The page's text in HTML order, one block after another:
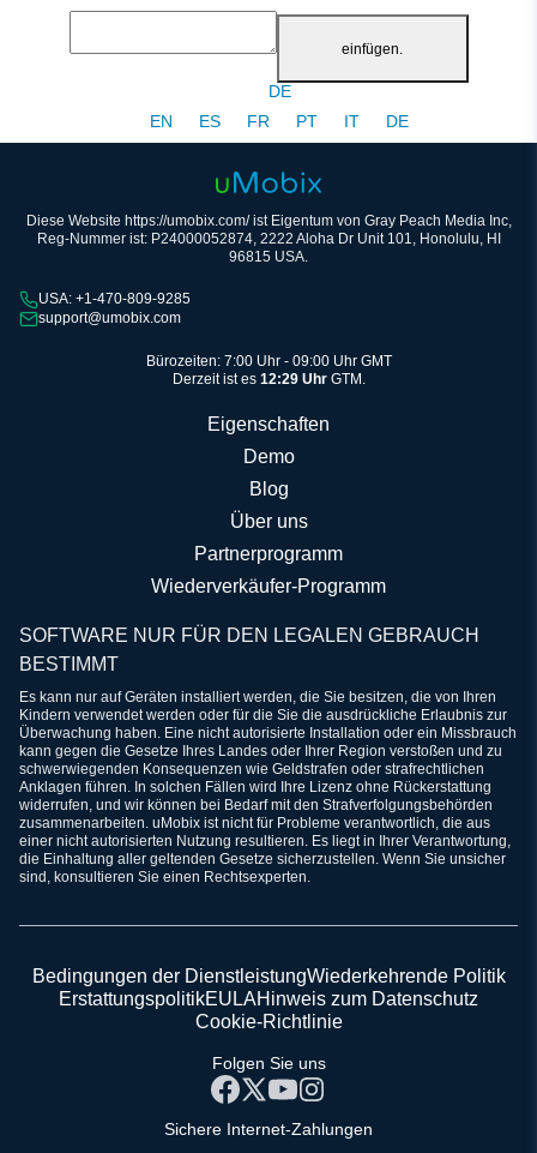
einfügen.
DE
EN
ES FR PT IT DE
Diese Website https://umobix.com/ ist Eigentum von Gray Peach Media Inc,
Reg-Nummer ist: P24000052874, 2222 Aloha Dr Unit 101, Honolulu, HI
96815 USA.
USA: +1-470-809-9285
support@umobix.com
Bürozeiten: 7:00 Uhr - 09:00 Uhr GMT
Derzeit ist es 12:29 UhrGTM.
Eigenschaften
Demo
Blog
Über uns
Partnerprogramm
Wiederverkäufer-Programm
SOFTWARE NUR FÜR DEN LEGALEN GEBRAUCH
BESTIMMT
Es kann nur auf Geräten installiert werden, die Sie besitzen, die von Ihren
Kindern verwendet werden oder für die Sie die ausdrückliche Erlaubnis zur
Überwachung haben. Eine nicht autorisierte Installation oder ein Missbrauch
kann gegen die Gesetze Ihres Landes oder Ihrer Region verstoßen und zu
schwerwiegenden Konsequenzen wie Geldstrafen oder strafrechtlichen
Anklagen führen. In solchen Fällen wird Ihre Lizenz ohne Rückerstattung
widerrufen, und wir können bei Bedarf mit den Strafverfolgungsbehörden
zusammenarbeiten. uMobix ist nicht für Probleme verantwortlich, die aus
einer nicht autorisierten Nutzung resultieren. Es liegt in Ihrer Verantwortung,
die Einhaltung aller geltenden Gesetze sicherzustellen. Wenn Sie unsicher
sind, konsultieren Sie einen Rechtsexperten.
Bedingungen der DienstleistungWiederkehrende Politik
ErstattungspolitikEULAHinweis zum Datenschutz
Cookie-Richtlinie
Folgen Sie uns
Sichere Internet-Zahlungen